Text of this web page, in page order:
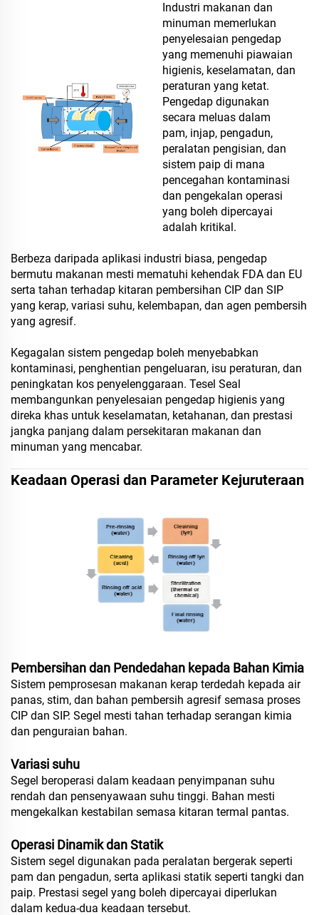
Industri makanan dan
minuman memerlukan
penyelesaian pengedap
yang memenuhi piawaian
higienis, keselamatan, dan
peraturan yang ketat.
Pengedap digunakan
secara meluas dalam
pam, injap, pengadun,
peralatan pengisian, dan
sistem paip di mana
pencegahan kontaminasi
dan pengekalan operasi
yang boleh dipercayai
adalah kritikal.
Berbeza daripada aplikasi industri biasa, pengedap
bermutu makanan mesti mematuhi kehendak FDA dan EU
serta tahan terhadap kitaran pembersihan CIP dan SIP
yang kerap, variasi suhu, kelembapan, dan agen pembersih
yang agresif.
Kegagalan sistem pengedap boleh menyebabkan
kontaminasi, penghentian pengeluaran, isu peraturan, dan
peningkatan kos penyelenggaraan. Tesel Seal
membangunkan penyelesaian pengedap higienis yang
direka khas untuk keselamatan, ketahanan, dan prestasi
jangka panjang dalam persekitaran makanan dan
minuman yang mencabar.
Keadaan Operasi dan Parameter Kejuruteraan
Pembersihan dan Pendedahan kepada Bahan Kimia
Sistem pemprosesan makanan kerap terdedah kepada air
panas, stim, dan bahan pembersih agresif semasa proses
CIP dan SIP. Segel mesti tahan terhadap serangan kimia
dan penguraian bahan.
Variasi suhu
Segel beroperasi dalam keadaan penyimpanan suhu
rendah dan pensenyawaan suhu tinggi. Bahan mesti
mengekalkan kestabilan semasa kitaran termal pantas.
Operasi Dinamik dan Statik
Sistem segel digunakan pada peralatan bergerak seperti
pam dan pengadun, serta aplikasi statik seperti tangki dan
paip. Prestasi segel yang boleh dipercayai diperlukan
dalam kedua-dua keadaan tersebut.